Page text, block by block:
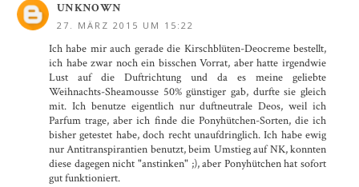
UNKNOWN
27. MÄRZ 2015 UM 15:22
Ich habe mir auch gerade die Kirschblüten-Deocreme bestellt,
ich habe zwar noch ein bisschen Vorrat, aber hatte irgendwie
Lust auf die Duftrichtung und da es meine geliebte
Weihnachts-Sheamousse 50% günstiger gab, durfte sie gleich
mit. Ich benutze eigentlich nur duftneutrale Deos, weil ich
Parfum trage, aber ich finde die Ponyhütchen-Sorten, die ich
bisher getestet habe, doch recht unaufdringlich. Ich habe ewig
nur Antitranspirantien benutzt, beim Umstieg auf NK, konnten
diese dagegen nicht "anstinken" ;), aber Ponyhütchen hat sofort
gut funktioniert.